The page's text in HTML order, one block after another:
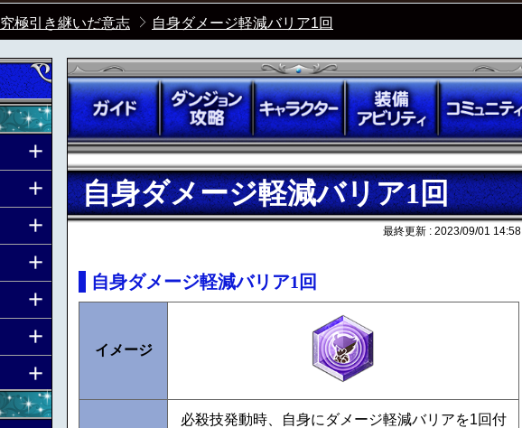
究極引き継いだ意志 自身ダメージ軽減バリア1回
自身ダメージ軽減バリア1回
最終更新 : 2023/09/01 14:58
自身ダメージ軽減バリア1回
イメージ
必殺技発動時、自身にダメージ軽減バリアを1回付